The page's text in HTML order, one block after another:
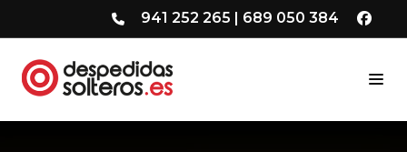
941 252 265 | 689 050 384